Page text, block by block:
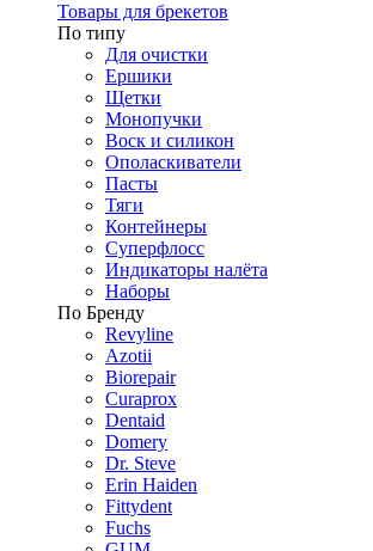
Товары для брекетов
По типу
Для очистки
Ершики
Щетки
Монопучки
Воск и силикон
Ополаскиватели
Пасты
Тяги
Контейнеры
Суперфлосс
Индикаторы налёта
Наборы
По Бренду
Revyline
Azotii
Biorepair
Curaprox
Dentaid
Domery
Dr. Steve
Erin Haiden
Fittydent
Fuchs